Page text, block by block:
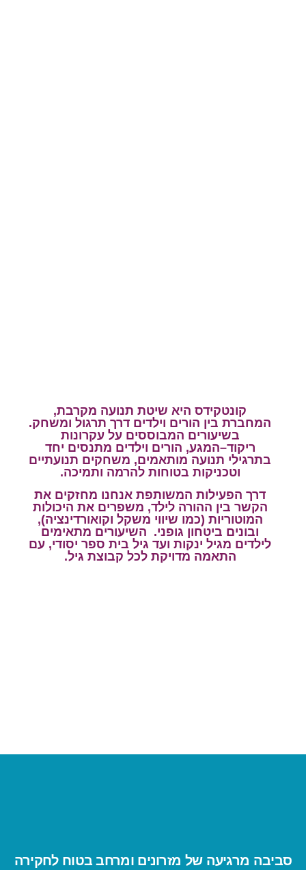
קונטקידס היא שיטת תנועה מקרבת,
המחברת בין הורים וילדים דרך תרגול ומשחק.
בשיעורים המבוססים על עקרונות
ריקוד–המגע, הורים וילדים מתנסים יחד
בתרגילי תנועה מותאמים, משחקים תנועתיים
וטכניקות בטוחות להרמה ותמיכה.
דרך הפעילות המשותפת אנחנו מחזקים את
הקשר בין ההורה לילד, משפרים את היכולות
המוטוריות (כמו שיווי משקל וקואורדינציה),
ובונים ביטחון גופני. השיעורים מתאימים
לילדים מגיל ינקות ועד גיל בית ספר יסודי, עם
התאמה מדויקת לכל קבוצת גיל.
סביבה מרגיעה של מזרונים ומרחב בטוח לחקירה